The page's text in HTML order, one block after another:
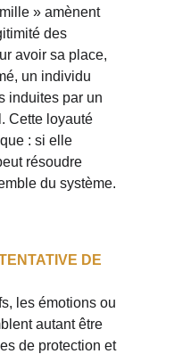
DE
les émotions ou
autant être
de protection et
» amènent
des
avoir sa place,
un individu
induites par un
Cette loyauté
: si elle
résoudre
du système.